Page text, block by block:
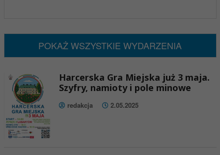
POKAŻ WSZYSTKIE WYDARZENIA
Harcerska Gra Miejska już 3 maja.
Szyfry, namioty i pole minowe
redakcja 2.05.2025